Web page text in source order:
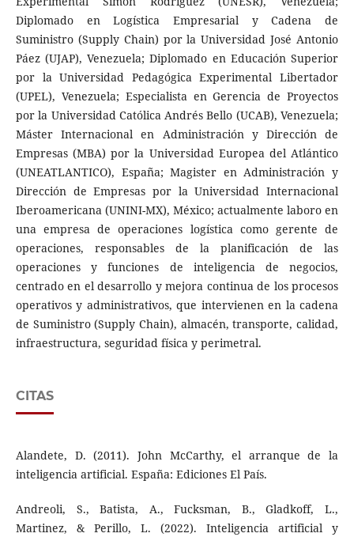
Diplomado en Logística Empresarial y Cadena de
Suministro (Supply Chain) por la Universidad José Antonio
Páez (UJAP), Venezuela; Diplomado en Educación Superior
por la Universidad Pedagógica Experimental Libertador
(UPEL), Venezuela; Especialista en Gerencia de Proyectos
por la Universidad Católica Andrés Bello (UCAB), Venezuela;
Máster Internacional en Administración y Dirección de
Empresas (MBA) por la Universidad Europea del Atlántico
(UNEATLANTICO), España; Magister en Administración y
Dirección de Empresas por la Universidad Internacional
Iberoamericana (UNINI-MX), México; actualmente laboro en
una empresa de operaciones logística como gerente de
operaciones, responsables de la planificación de las
operaciones y funciones de inteligencia de negocios,
centrado en el desarrollo y mejora continua de los procesos
operativos y administrativos, que intervienen en la cadena
de Suministro (Supply Chain), almacén, transporte, calidad,
infraestructura, seguridad física y perimetral.
CITAS
Alandete, D. (2011). John McCarthy, el arranque de la
inteligencia artificial. España: Ediciones El País.
Andreoli, S., Batista, A., Fucksman, B., Gladkoff, L.,
Martinez, & Perillo, L. (2022). Inteligencia artificial y